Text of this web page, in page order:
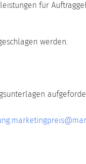
für
werden.